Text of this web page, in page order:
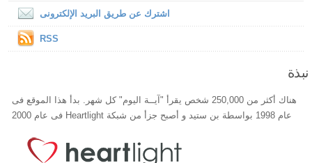
اشترك عن طريق البريد الإلكترونى
RSS
نبذة
هناك أكثر من 250,000 شخص يقرأ "آيــة اليوم" كل شهر. بدأ هذا الموقع فى
عام 1998 بواسطة بن ستيد و أصبح جزأ من شبكة Heartlight فى عام 2000